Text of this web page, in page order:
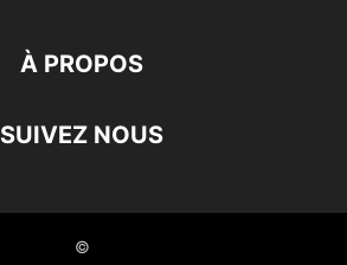
À PROPOS
SUIVEZ NOUS
©